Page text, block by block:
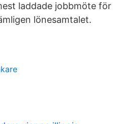
laddade jobbmöte för
lönesamtalet.